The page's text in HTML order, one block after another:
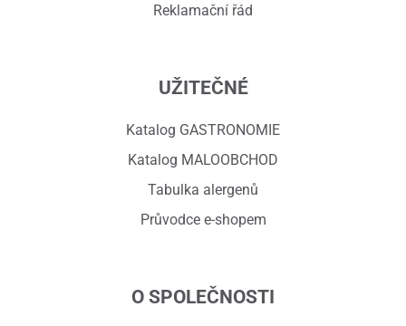
Reklamační řád
UŽITEČNÉ
Katalog GASTRONOMIE
Katalog MALOOBCHOD
Tabulka alergenů
Průvodce e-shopem
O SPOLEČNOSTI